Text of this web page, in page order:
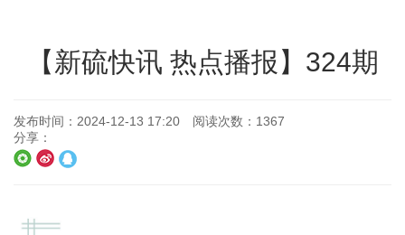
【新硫快讯 热点播报】324期
发布时间： 2024-12-13 17:20 阅读次数： 1367
分享：